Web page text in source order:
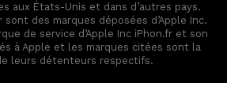
aux États-Unis et dans d’autres pays.
sont des marques déposées d’Apple Inc.
de service d’Apple Inc iPhon.fr et son
à Apple et les marques citées sont la
leurs détenteurs respectifs.